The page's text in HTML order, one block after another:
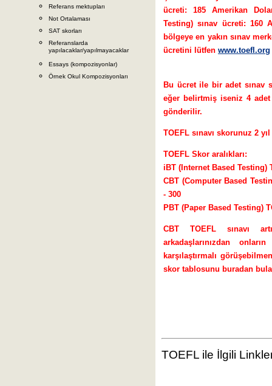
Referans mektupları
Not Ortalaması
SAT skorları
Referanslarda
yapılacaklar/yapılmayacaklar
Essays (kompozisyonlar)
Örnek Okul Kompozisyonları
ücreti: 185 Amerikan
Testing) sınav ücreti: 160
bölgeye en yakın sınav
ücretini lütfen www.toefl.org
Bu ücret ile bir adet sınav
eğer belirtmiş iseniz 4
gönderilir.
TOEFL sınavı skorunuz 2
TOEFL Skor aralıkları:
iBT (Internet Based Testing)
CBT (Computer Based
- 300
PBT (Paper Based Testing)
CBT TOEFL sınavı
arkadaşlarınızdan
karşılaştırmalı
skor tablosunu buradan
TOEFL ile İlgili